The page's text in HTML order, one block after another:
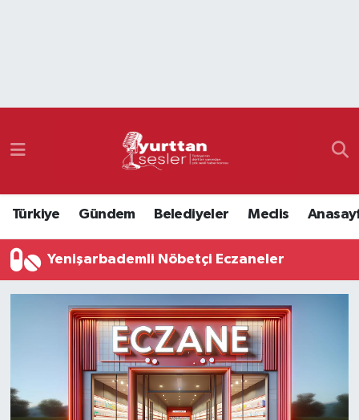
Türkiye Gündem Belediyeler Meclis
Yenişarbademli Nöbetçi Eczaneler
Namaz Vakitleri
Süper Lig Puan Durumu ve Fikstür
Tüm Manşetler
Son Dakika Haberleri
Haber Arşivi